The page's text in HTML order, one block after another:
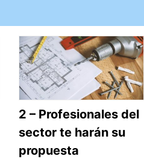
2 – Profesionales del
sector te harán su
propuesta